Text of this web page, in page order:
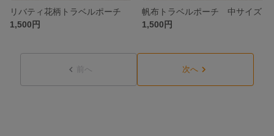
リバティ花柄トラベルポーチ
1,500円
帆布トラベルポーチ 中サイズ
1,500円
前へ 次へ